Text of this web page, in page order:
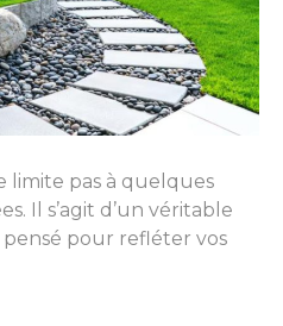
limite pas à quelques
Il s’agit d’un véritable
pour refléter vos